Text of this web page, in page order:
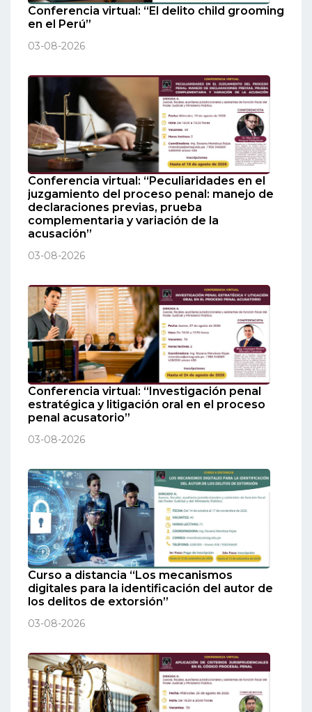
Conferencia virtual: “El delito child grooming
en el Perú”
03-08-2026
Conferencia virtual: “Peculiaridades en el
juzgamiento del proceso penal: manejo de
declaraciones previas, prueba
complementaria y variación de la
acusación”
03-08-2026
Conferencia virtual: “Investigación penal
estratégica y litigación oral en el proceso
penal acusatorio”
03-08-2026
Curso a distancia “Los mecanismos
digitales para la identificación del autor de
los delitos de extorsión”
03-08-2026